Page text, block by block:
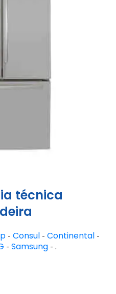
técnica
- Consul - Continental -
- Samsung- .